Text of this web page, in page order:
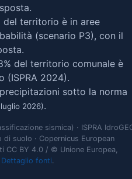
del territorio è in aree
(scenario P3), con il
del territorio comunale è
(ISPRA 2024).
sotto la norma
2026).
sismica) · ISPRA
suolo · Copernicus European
CC BY 4.0 / © Unione Europea,
Dettaglio fonti.